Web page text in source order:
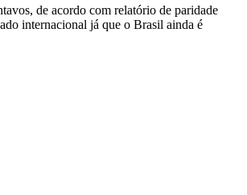
de acordo com relatório de paridade
internacional já que o Brasil ainda é